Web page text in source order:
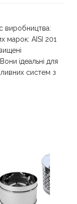
виробництва:
марок: AISI 201
ідеальні для
систем з